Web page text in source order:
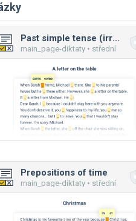
Past simple tense (irregular verbs)
main_page-diktaty • střední
Prepositions of time
main_page-diktaty • střední